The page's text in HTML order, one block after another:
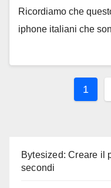
Ricordiamo che
iphone italiani che
1
Bytesized: Creare il
secondi